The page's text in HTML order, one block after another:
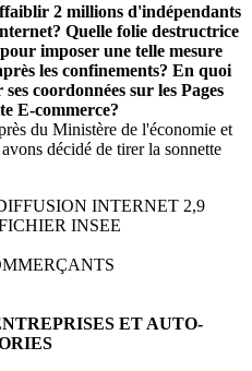
2 millions d'indépendants
Quelle folie destructrice
imposer une telle mesure
les confinements? En quoi
coordonnées sur les Pages
E-commerce?
du Ministère de l'économie et
décidé de tirer la sonnette
INTERNET 2,9
INSEE
ET AUTO-